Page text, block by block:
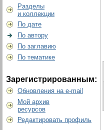
Разделы
и коллекции
По дате
По автору
По заглавию
По тематике
Зарегистрированным:
Обновления на e-mail
Мой архив
ресурсов
Редактировать профиль